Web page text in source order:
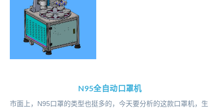
N95全自动口罩机
市面上，N95口罩的类型也挺多的，今天要分析的这款口罩机，生